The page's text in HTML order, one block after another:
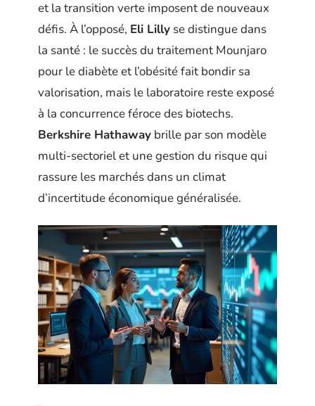
et la transition verte imposent de nouveaux
défis. À l’opposé, Eli Lilly se distingue dans
la santé : le succès du traitement Mounjaro
pour le diabète et l’obésité fait bondir sa
valorisation, mais le laboratoire reste exposé
à la concurrence féroce des biotechs.
Berkshire Hathaway brille par son modèle
multi-sectoriel et une gestion du risque qui
rassure les marchés dans un climat
d’incertitude économique généralisée.